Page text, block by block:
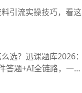
引流实操技巧，看这
选？迅课题库2026：
答题+AI全链路，一篇